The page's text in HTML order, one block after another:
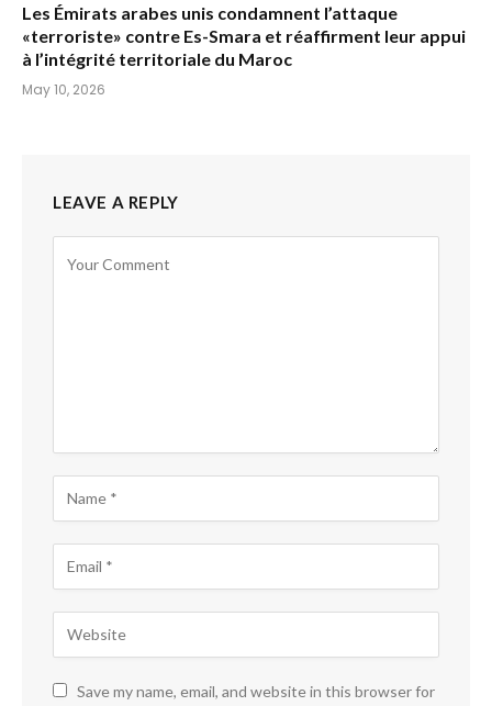
Les Émirats arabes unis condamnent l’attaque
«terroriste» contre Es-Smara et réaffirment leur appui
à l’intégrité territoriale du Maroc
May 10, 2026
LEAVE A REPLY
Save my name, email, and website in this browser for